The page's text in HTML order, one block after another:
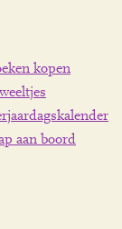
kopen
aan boord